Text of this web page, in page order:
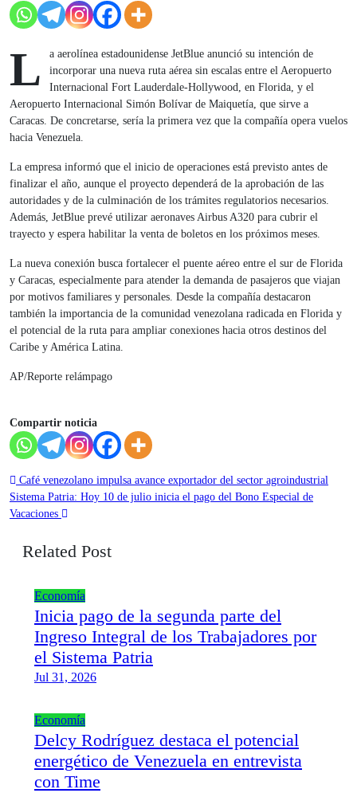
L
a aerolínea estadounidense JetBlue anunció su intención de
incorporar una nueva ruta aérea sin escalas entre el Aeropuerto
Internacional Fort Lauderdale-Hollywood, en Florida, y el
Aeropuerto Internacional Simón Bolívar de Maiquetía, que sirve a
Caracas. De concretarse, sería la primera vez que la compañía opera vuelos
hacia Venezuela.
La empresa informó que el inicio de operaciones está previsto antes de
finalizar el año, aunque el proyecto dependerá de la aprobación de las
autoridades y de la culminación de los trámites regulatorios necesarios.
Además, JetBlue prevé utilizar aeronaves Airbus A320 para cubrir el
trayecto y espera habilitar la venta de boletos en los próximos meses.
La nueva conexión busca fortalecer el puente aéreo entre el sur de Florida
y Caracas, especialmente para atender la demanda de pasajeros que viajan
por motivos familiares y personales. Desde la compañía destacaron
también la importancia de la comunidad venezolana radicada en Florida y
el potencial de la ruta para ampliar conexiones hacia otros destinos del
Caribe y América Latina.
AP/Reporte relámpago
Compartir noticia
Navegación
de
Café venezolano impulsa avance exportador del sector agroindustrial
Sistema Patria: Hoy 10 de julio inicia el pago del Bono Especial de
Vacaciones
Related Post
Economía
Inicia pago de la segunda parte del
Ingreso Integral de los Trabajadores por
el Sistema Patria
Jul 31, 2026
Economía
Delcy Rodríguez destaca el potencial
energético de Venezuela en entrevista
con Time